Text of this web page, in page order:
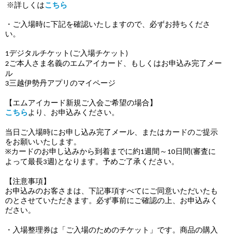
※詳しくはこちら
・ご入場時に下記を確認いたしますので、必ずお持ちくださ
い。
1デジタルチケット ( ご入場チケット )
2 ご本人さま名義のエムアイカード、もしくはお申込み完了メー
ル
3三越伊勢丹アプリのマイページ
【エムアイカード新規ご入会ご希望の場合】
こちらより、お申込みください。
当日ご入場時にお申し込み完了メール、またはカードのご提示
をお願いいたします。
※カードのお申し込みから到着までに約1週間～ 10 日間 (審査に
よって最長3週 ) となります。予めご了承ください。
【注意事項】
お申込みのお客さまは、下記事項すべてにご同意いただいたも
のとさせていただきます。必ず事前にご確認の上、お申込みく
ださい。
・入場整理券は「ご入場のためのチケット」です。商品の購入